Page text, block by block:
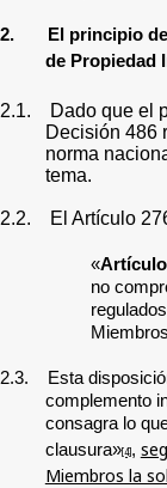
2. El principio de
de Propiedad
2.1. Dado que el
Decisión 486
norma
tema.
2.2. El Artículo
«Artículo
no
2.3. Esta
complemento
consagra lo
clausura»[4],
Miembros la